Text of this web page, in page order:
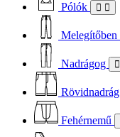
Pólók
Melegítőben
Nadrágog
Rövidnadrág
Fehérnemű